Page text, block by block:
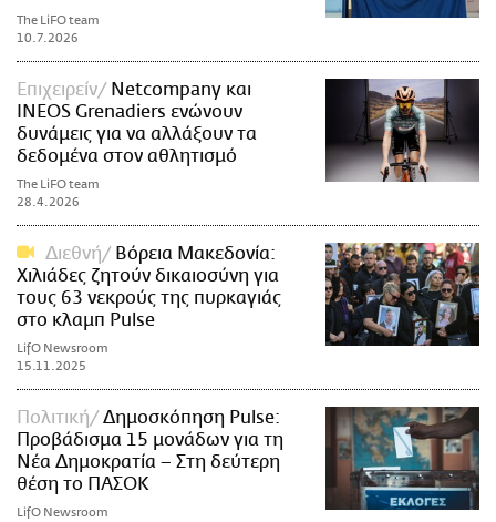
The LiFO team
10.7.2026
Επιχειρείν
Netcompany και
INEOS Grenadiers ενώνουν
δυνάμεις για να αλλάξουν τα
δεδομένα στον αθλητισμό
The LiFO team
28.4.2026
Διεθνή
Βόρεια Μακεδονία:
Χιλιάδες ζητούν δικαιοσύνη για
τους 63 νεκρούς της πυρκαγιάς
στο κλαμπ Pulse
LifO Newsroom
15.11.2025
Πολιτική
Δημοσκόπηση Pulse:
Προβάδισμα 15 μονάδων για τη
Νέα Δημοκρατία – Στη δεύτερη
θέση το ΠΑΣΟΚ
LifO Newsroom